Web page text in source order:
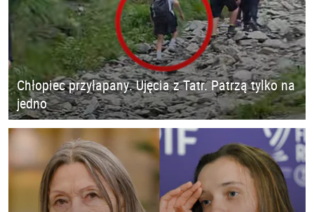
Chłopiec przyłapany. Ujęcia z Tatr. Patrzą tylko na
jedno